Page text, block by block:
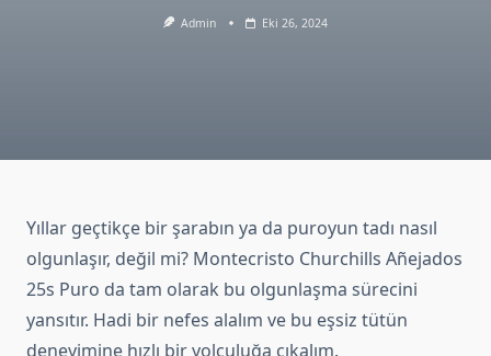
Admin Eki 26, 2024
Yıllar geçtikçe bir şarabın ya da puroyun tadı nasıl
olgunlaşır, değil mi? Montecristo Churchills Añejados
25s Puro da tam olarak bu olgunlaşma sürecini
yansıtır. Hadi bir nefes alalım ve bu eşsiz tütün
deneyimine hızlı bir yolculuğa çıkalım.